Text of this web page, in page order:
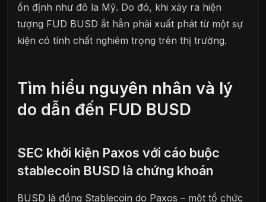
ổn định như đô la Mỹ. Do đó, khi xảy ra hiện
tượng FUD BUSD ắt hẳn phải xuất phát từ một sự
kiện có tính chất nghiêm trọng trên thị trường.
Tìm hiểu nguyên nhân và lý
do dẫn đến FUD BUSD
SEC khởi kiện Paxos với cáo buộc
stablecoin BUSD là chứng khoán
BUSD là đồng Stablecoin do Paxos – một tổ chức